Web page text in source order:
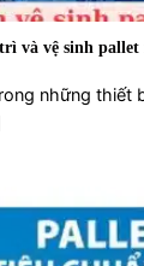
và vệ sinh
những thiết